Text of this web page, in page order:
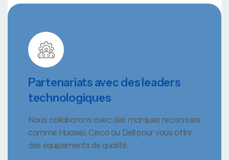
Partenariats avec des leaders
technologiques
Nous collaborons avec des marques reconnues
comme Huawei, Cisco ou Dell pour vous offrir
des équipements de qualité.